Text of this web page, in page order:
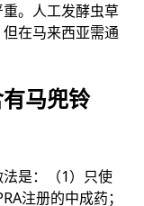
。人工发酵虫草
在马来西亚需通
马兜铃
是：（1）只使
注册的中成药；